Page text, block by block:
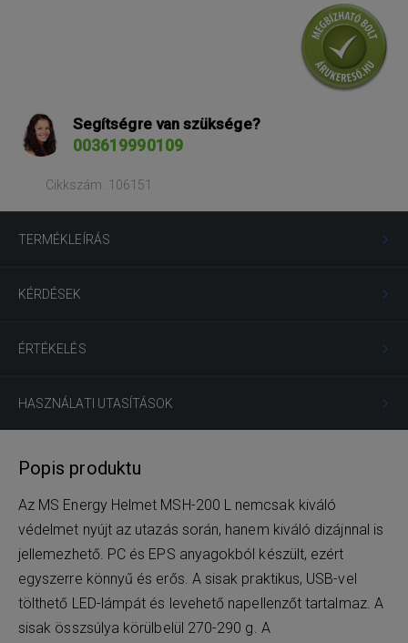
Segítségre van szüksége?
003619990109
Cikkszám: 106151
TERMÉKLEÍRÁS
KÉRDÉSEK
ÉRTÉKELÉS
HASZNÁLATI UTASÍTÁSOK
Popis produktu
Az MS Energy Helmet MSH-200 L nemcsak kiváló
védelmet nyújt az utazás során, hanem kiváló dizájnnal is
jellemezhető. PC és EPS anyagokból készült, ezért
egyszerre könnyű és erős. A sisak praktikus, USB-vel
tölthető LED-lámpát és levehető napellenzőt tartalmaz. A
sisak összsúlya körülbelül 270-290 g. A